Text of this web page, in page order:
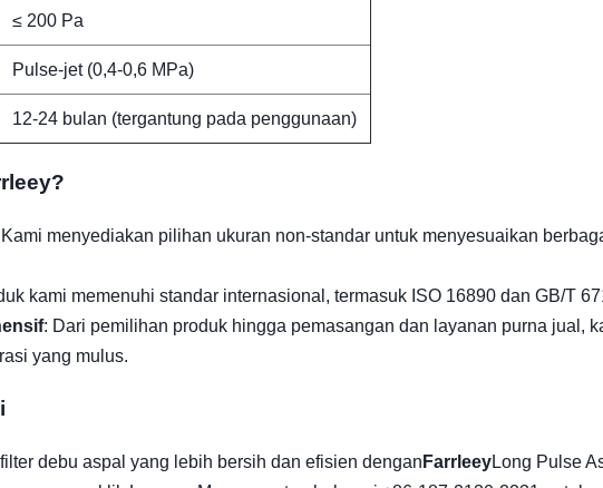
≤ 200 Pa
Pulse-jet (0,4-0,6 MPa)
12-24 bulan (tergantung pada penggunaan)
Kami menyediakan pilihan ukuran non-standar untuk menyesuaikan
kami memenuhi standar internasional, termasuk ISO 16890 dan GB/T
: Dari pemilihan produk hingga pemasangan dan layanan purna jual,
yang mulus.
debu aspal yang lebih bersih dan efisien dengan FarrleeyLong Pulse